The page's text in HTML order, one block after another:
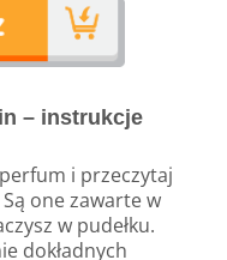
– instrukcje
i przeczytaj
one zawarte w
w pudełku.
dokładnych